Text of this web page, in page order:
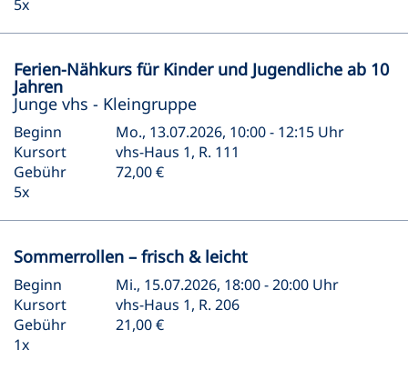
5x
Ferien-Nähkurs für Kinder und Jugendliche ab 10
Jahren
Junge vhs - Kleingruppe
Beginn
Mo., 13.07.2026, 10:00 - 12:15 Uhr
Kursort
vhs-Haus 1, R. 111
Gebühr
72,00 €
5x
Sommerrollen – frisch & leicht
Beginn
Mi., 15.07.2026, 18:00 - 20:00 Uhr
Kursort
vhs-Haus 1, R. 206
Gebühr
21,00 €
1x